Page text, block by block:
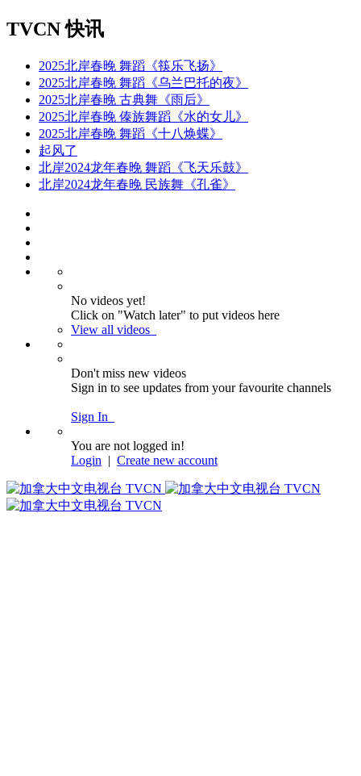
TVCN 快讯
2025北岸春晚 舞蹈《筷乐飞扬》
2025北岸春晚 舞蹈《乌兰巴托的夜》
2025北岸春晚 古典舞《雨后》
2025北岸春晚 傣族舞蹈《水的女儿》
2025北岸春晚 舞蹈《十八焕蝶》
起风了
北岸2024龙年春晚 舞蹈《飞天乐鼓》
北岸2024龙年春晚 民族舞《孔雀》
No videos yet!
Click on "Watch later" to put videos here
View all videos
Don't miss new videos
Sign in to see updates from your favourite channels
Sign In
You are not logged in!
Login | Create new account